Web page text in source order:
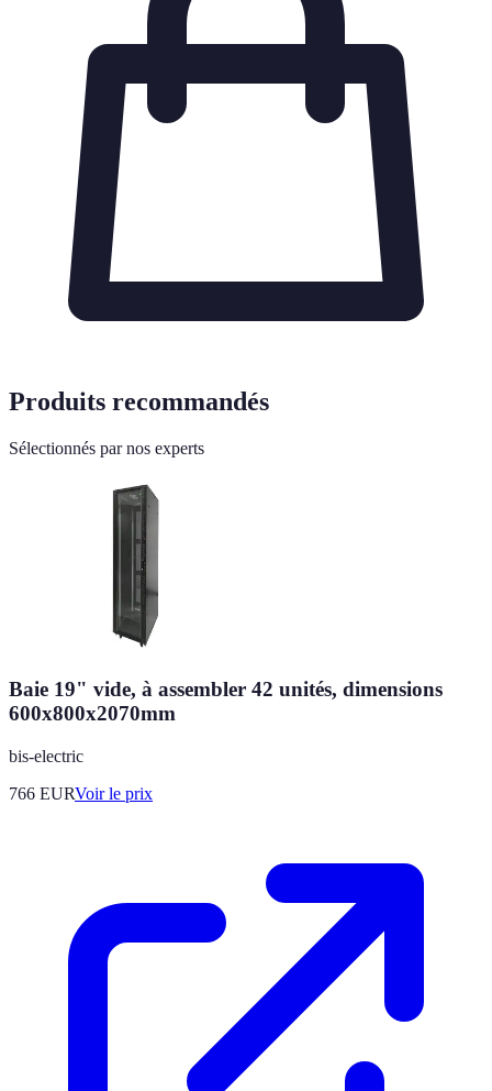
Produits recommandés
Sélectionnés par nos experts
Baie 19" vide, à assembler 42 unités, dimensions
600x800x2070mm
bis-electric
766 EURVoir le prix